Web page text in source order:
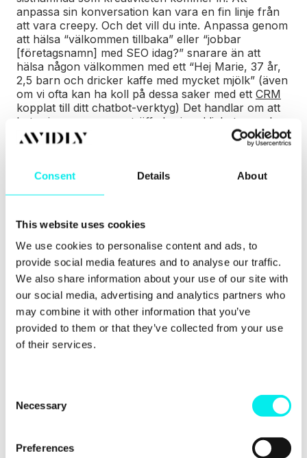
Consent Details About
This website uses cookies
We use cookies to personalise content and ads, to
provide social media features and to analyse our traffic.
We also share information about your use of our site with
our social media, advertising and analytics partners who
may combine it with other information that you’ve
provided to them or that they’ve collected from your use
of their services.
Necessary
Preferences
anpassa sin konversation kan vara en fin linje från
att vara creepy. Och det vill du inte. Anpassa genom
att hälsa “välkommen tillbaka” eller “jobbar
[företagsnamn] med SEO idag?” snarare än att
hälsa någon välkommen med ett “Hej Marie, 37 år,
2,5 barn och dricker kaffe med mycket mjölk” (även
om vi ofta kan ha koll på dessa saker med ett CRM
kopplat till ditt chatbot-verktyg) Det handlar om att
bete sig som om man träffades i verkligheten, och
låta din person lysa igenom. När du chattar med en
besökare, var tydlig med att du är en människa och
2. Snabbare köpresa
konsumenter kommer förvänta sig att kunna
komma i kontakt med ditt företag dygnet runt, vad
det än gäller. Att serva ALLA blir lätt en mardröm,
speciellt för företag i tillväxt.
Så, vad gör vi med alla de som vill ha svar under
rusningstrafiken, eller på en söndagsnatt?